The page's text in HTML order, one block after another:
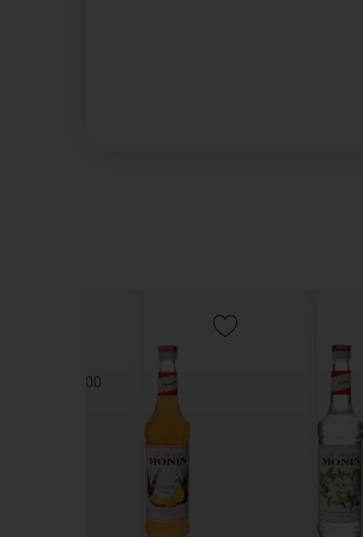
700 מ"ל | מחיר ל100 מ"ל -